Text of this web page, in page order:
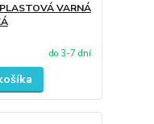
VARNÁ
do 3-7 dní